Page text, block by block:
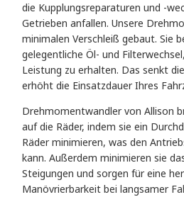
die Kupplungsreparaturen und -
Getrieben anfallen. Unsere
minimalen Verschleiß gebaut. Sie
gelegentliche Öl- und
Leistung zu erhalten. Das senkt
erhöht die Einsatzdauer Ihres
Drehmomentwandler von Allison
auf die Räder, indem sie ein
Räder minimieren, was den
kann. Außerdem minimieren sie
Steigungen und sorgen für eine
Manövrierbarkeit bei langsamer